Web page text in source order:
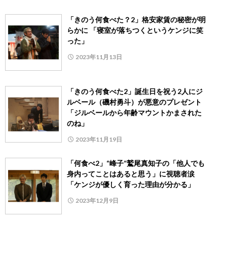
「きのう何食べた？2」格安家賃の秘密が明
らかに 「寝室が落ちつくというケンジに笑
った」
2023年11月13日
「きのう何食べた2」誕生日を祝う2人にジ
ルベール（磯村勇斗）が悪意のプレゼント
「ジルベールから年齢マウントかまされた
のね」
2023年11月19日
「何食べ2」“峰子”鷲尾真知子の「他人でも
身内ってことはあると思う」に視聴者涙
「ケンジが優しく育った理由が分かる」
2023年12月9日